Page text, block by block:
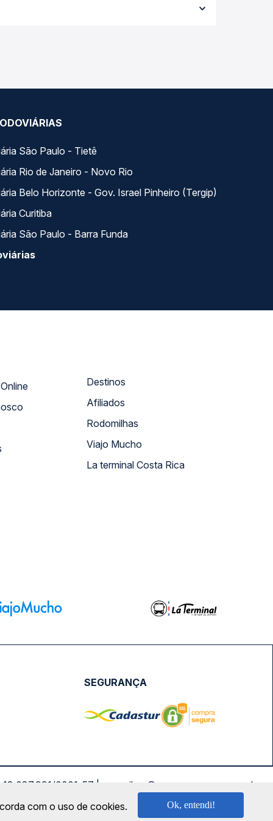
garante a melhor oferta para o seu roteiro.
São Paulo - Tietê
Rio de Janeiro - Novo Rio
Belo Horizonte - Gov. Israel Pinheiro (Tergip)
Curitiba
São Paulo - Barra Funda
Atendimento Online
Destinos
Afiliados
Rodomilhas
Viajo Mucho
La terminal Costa Rica
SEGURANÇA
0001-57 | saconibus@queropassagem.com.br
com o uso de cookies. Ok, entendi!